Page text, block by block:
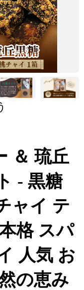
＆ 琉丘
- 黒糖
ャイ テ
格 スパ
人気 お
の恵み